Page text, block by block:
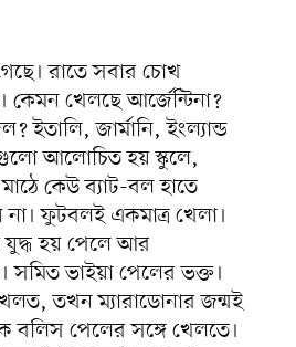
রাতে সবার চোখ
কেমন খেলছে আর্জেন্টিনা?
ইতালি, জার্মানি, ইংল্যান্ড
আলোচিত হয় স্কুলে,
কেউ ব্যাট-বল হাতে
না। ফুটবলই একমাত্র খেলা।
যুদ্ধ হয় পেলে আর
সমিত ভাইয়া পেলের ভক্ত।
তখন ম্যারাডোনার জন্মই
বলিস পেলের সঙ্গে খেলতে।